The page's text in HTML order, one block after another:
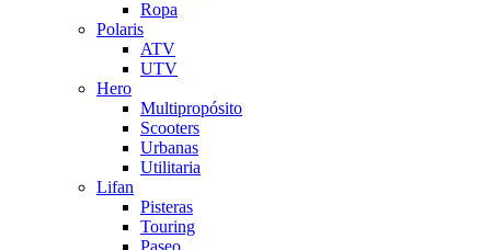
Ropa
Polaris
ATV
UTV
Hero
Multipropósito
Scooters
Urbanas
Utilitaria
Lifan
Pisteras
Touring
Paseo